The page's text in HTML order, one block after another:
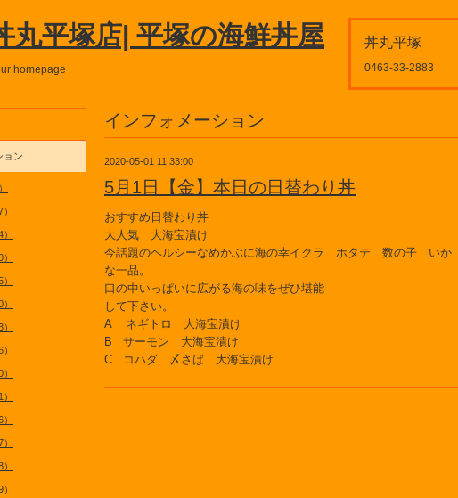
丼丸平塚
0463-33-2883
丸平塚店| 平塚の海鮮丼屋
homepage
インフォメーション
2020-05-01 11:33:00
5月1日【金】本日の日替わり丼
おすすめ日替わり丼
大人気 大海宝漬け
今話題のヘルシーなめかぶに海の幸イクラ ホタテ 数の子 いか
な一品。
口の中いっぱいに広がる海の味をぜひ堪能
して下さい。
A ネギトロ 大海宝漬け
B サーモン 大海宝漬け
C コハダ 〆さば 大海宝漬け
ョン